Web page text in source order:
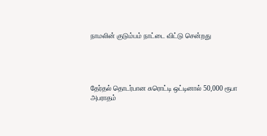
நாமலின் குடும்பம் நாட்டை விட்டு சென்றது
தேர்தல் தொடர்பான சுரொட்டி ஒட்டினால் 50,000 ரூபா
அபராதம்